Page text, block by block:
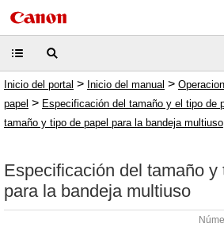
Inicio del portal > Inicio del manual >
papel > Especificación del tamaño y el tipo de
tamaño y tipo de papel para la bandeja multiuso
Especificación del tamaño y
para la bandeja multiuso